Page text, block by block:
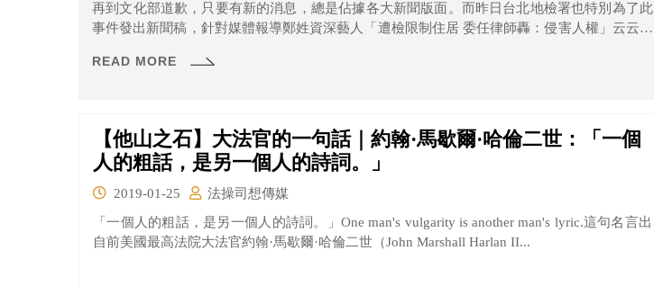
再到文化部道歉，只要有新的消息，總是佔據各大新聞版面。而昨日台北地檢署也特別為了此
事件發出新聞稿，針對媒體報導鄭姓資深藝人「遭檢限制住居 委任律師轟：侵害人權」云云，
READ MORE
【他山之石】大法官的一句話｜約翰·馬歇爾·哈倫二世：「一個
人的粗話，是另一個人的詩詞。」
2019-01-25
法操司想傳媒
「一個人的粗話，是另一個人的詩詞。」One man's vulgarity is another man's lyric.這句名言出
自前美國最高法院大法官約翰·馬歇爾·哈倫二世（John Marshall Harlan II...